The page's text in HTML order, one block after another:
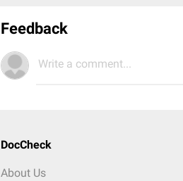
Feedback
Write a comment...
DocCheck
About Us